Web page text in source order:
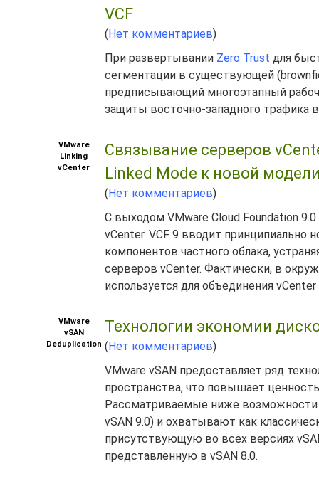
VCF
(Нет комментариев)
При развертывании Zero Trust для
сегментации в существующей
предписывающий многоэтапный
защиты восточно-западного трафика в
VMware
Linking
vCenter
Связывание серверов
Linked Mode к новой
(Нет комментариев)
С выходом VMware Cloud Foundation
vCenter. VCF 9 вводит принципиально
компонентов частного облака,
серверов vCenter. Фактически, в
используется для объединения
VMware
vSAN
Deduplication
Технологии экономии
(Нет комментариев)
VMware vSAN предоставляет ряд
пространства, что повышает
Рассматриваемые ниже возможности
vSAN 9.0) и охватывают как
присутствующую во всех версиях
представленную в vSAN 8.0.